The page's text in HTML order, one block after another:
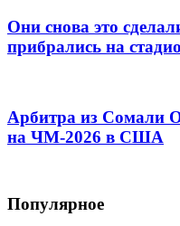
Они снова это
прибрались на
Арбитра из Сомали
на ЧМ-2026 в США
Популярное